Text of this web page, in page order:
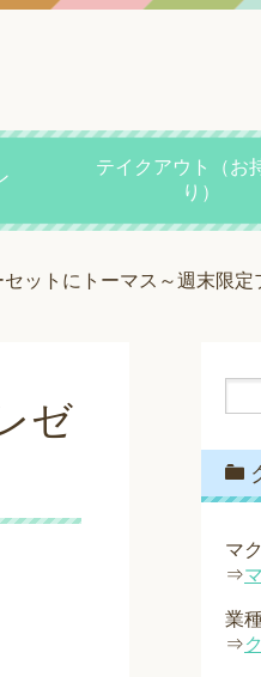
テイクアウト（お
り）
ットにトーマス～週末限定
ゼ
マ
⇒
業
⇒